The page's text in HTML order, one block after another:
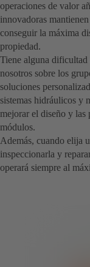
operaciones de valor
innovadoras
conseguir la máxima
propiedad.
Tiene alguna dificultad
nosotros sobre los
soluciones
sistemas hidráulicos y
mejorar el diseño y las
módulos.
Además, cuando elija
inspeccionarla y
operará siempre al